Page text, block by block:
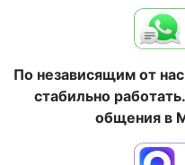
По независящим от
стабильно
общения в